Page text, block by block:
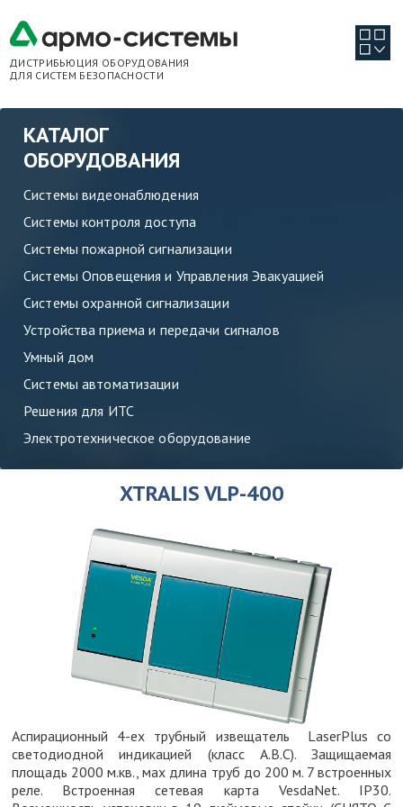
ДИСТРИБЬЮЦИЯ ОБОРУДОВАНИЯ
ДЛЯ СИСТЕМ БЕЗОПАСНОСТИ
КАТАЛОГ
ОБОРУДОВАНИЯ
Системы видеонаблюдения
Системы контроля доступа
Системы пожарной сигнализации
Системы Оповещения и Управления Эвакуацией
Системы охранной сигнализации
Устройства приема и передачи сигналов
Умный дом
Системы автоматизации
Решения для ИТС
Электротехническое оборудование
XTRALIS VLP-400
Аспирационный 4-ех трубный извещатель LaserPlus со
светодиодной индикацией (класс А.В.С). Защищаемая
площадь 2000 м.кв., мах длина труб до 200 м. 7 встроенных
реле. Встроенная сетевая карта VesdaNet. IP30.